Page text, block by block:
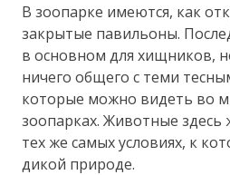
В зоопарке имеются, как
закрытые павильоны.
в основном для хищников,
ничего общего с теми
которые можно видеть во
зоопарках. Животные здесь
тех же самых условиях, к
дикой природе.